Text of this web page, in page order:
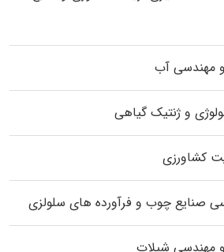
مهندسی آب
و ژنتیک گیاهی
کشاورزی
صنایع چوب و فرآورده‌ های سلولزی
مهندسی شیلات